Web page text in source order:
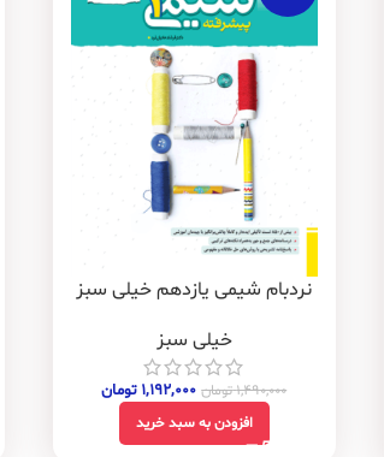
نردبام شیمی یازدهم خیلی سبز
خیلی سبز
۱,۴۹۰,۰۰۰تومان ۱,۱۹۲,۰۰۰ تومان
افزودن به سبد خرید